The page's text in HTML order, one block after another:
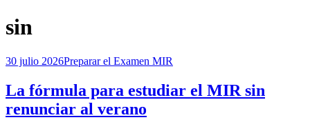
Etiqueta
:
sin
Publicada
30 julio 2026Preparar el Examen MIR
La fórmula para estudiar el MIR sin
renunciar al verano